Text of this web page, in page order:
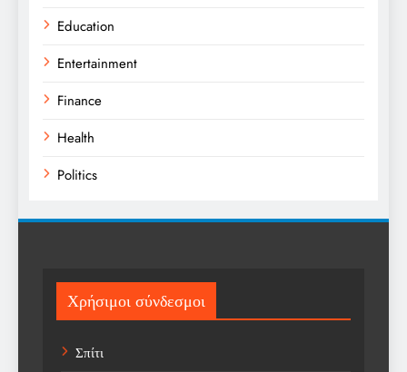
Education
Entertainment
Finance
Health
Politics
Sport
Sports
Technology
Χρήσιμοι σύνδεσμοι
Σπίτι